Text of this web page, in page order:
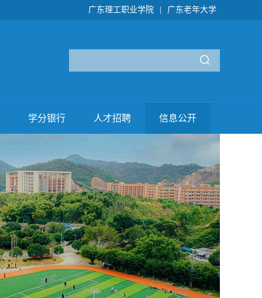
广东理工职业学院 广东老年大学
学分银行 人才招聘 信息公开